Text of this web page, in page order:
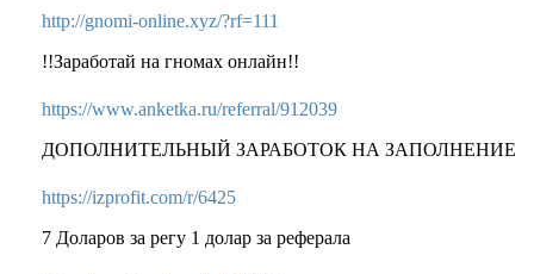
http://gnomi-online.xyz/?rf=111
!!Заработай на гномах онлайн!!
https://www.anketka.ru/referral/912039
ДОПОЛНИТЕЛЬНЫЙ ЗАРАБОТОК НА ЗАПОЛНЕНИЕ
https://izprofit.com/r/6425
7 Доларов за регу 1 долар за реферала